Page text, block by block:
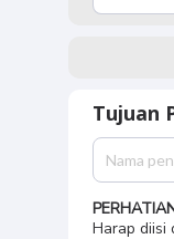
Tujuan
Harap diisi